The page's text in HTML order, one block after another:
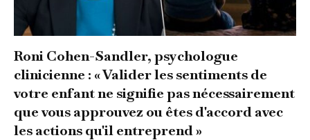
Roni Cohen-Sandler, psychologue
clinicienne : « Valider les sentiments de
votre enfant ne signifie pas nécessairement
que vous approuvez ou êtes d'accord avec
les actions qu'il entreprend »